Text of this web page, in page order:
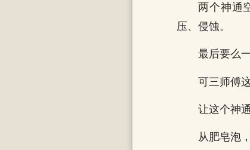
两个神通
压、侵蚀。
最后要么
可三师傅
让这个神
从肥皂泡